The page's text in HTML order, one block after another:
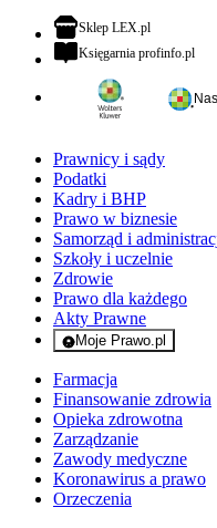
Sklep LEX.plotwiera się
Księgarnia profinfo.pl
Prawnicy i sądy
Podatki
Kadry i BHP
Prawo w biznesie
Samorząd i
Szkoły i uczelnie
Zdrowie
Prawo dla każdego
Akty Prawne
Moje Prawo.pl
- rejestracja i
Farmacja
Finansowanie zdrowia
Opieka zdrowotna
Zarządzanie
Zawody medyczne
Koronawirus a prawo
Orzeczenia